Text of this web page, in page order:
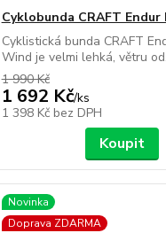
Cyklobunda CRAFT
Cyklistická bunda CRAFT
Wind je velmi lehká, větru
1 990 Kč
1 692 Kč/ks
1 398 Kč bez DPH
Koupit
Novinka
Doprava ZDARMA